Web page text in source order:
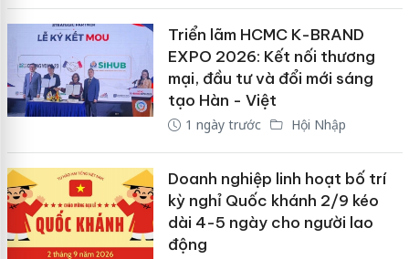
Triển lãm HCMC K-BRAND
EXPO 2026: Kết nối thương
mại, đầu tư và đổi mới sáng
tạo Hàn - Việt
1 ngày trước Hội Nhập
Doanh nghiệp linh hoạt bố trí
kỳ nghỉ Quốc khánh 2/9 kéo
dài 4-5 ngày cho người lao
động